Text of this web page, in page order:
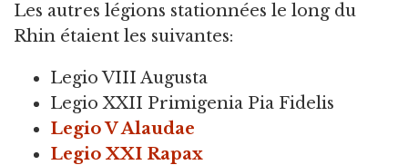
Les autres légions stationnées le long du
Rhin étaient les suivantes:
Legio VIII Augusta
Legio XXII Primigenia Pia Fidelis
Legio V Alaudae
Legio XXI Rapax